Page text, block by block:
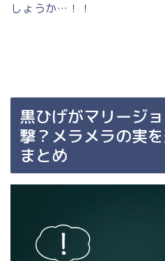
しょうか…！！
黒ひげがマリージ
撃？メラメラの実
まとめ